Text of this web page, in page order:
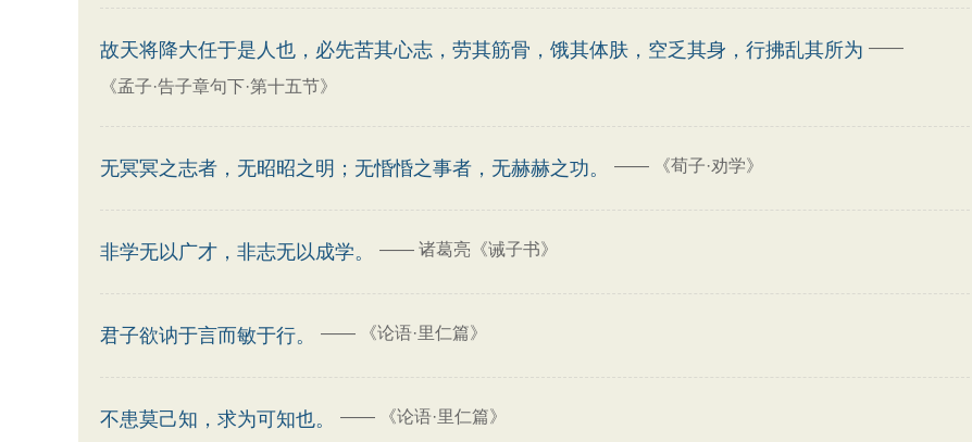
故天将降大任于是人也，必先苦其心志，劳其筋骨，饿其体肤，空乏其身，行拂乱其所为 ——
《孟子·告子章句下·第十五节》
无冥冥之志者，无昭昭之明；无惛惛之事者，无赫赫之功。 —— 《荀子·劝学》
非学无以广才，非志无以成学。 —— 诸葛亮《诫子书》
君子欲讷于言而敏于行。 —— 《论语·里仁篇》
不患莫己知，求为可知也。 —— 《论语·里仁篇》